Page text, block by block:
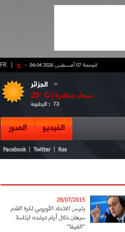
- ع FR الجمعة 07 أغسطس 2026 04:04
الجزائر
25° C | سماء صافية
الرطوبة : 73
الفيديو الصور
Facebook Twitter Rss
28/07/2015
رئيس الاتحاد الأوروبي لكرة القدم
سيعلن خلال أيام ترشحه لرئاسة
"الفيفا"